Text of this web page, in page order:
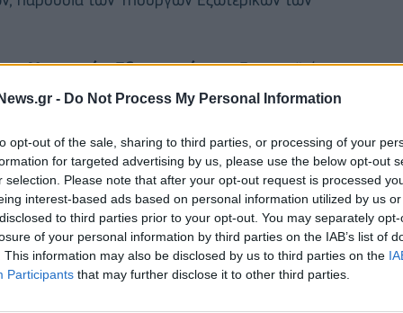
- Do Not Process My Personal Information
opt-out of the sale, sharing to third parties, or processing of your
for targeted advertising by us, please use the below opt-out
selection. Please note that after your opt-out request is processed
interest-based ads based on personal information utilized by us
to third parties prior to your opt-out. You may separately
of your personal information by third parties on the IAB’s list of
This information may also be disclosed by us to third parties on the
Participants that may further disclose it to other third parties.
Υπουργών Εξωτερικώντης Ευρωπαϊκής
οι εξελίξεις στη Μέση Ανατολή και
θα έχουν την ευκαιρία να ανταλλάξουν
Αντρίι Σιμπίχα (Andrii Sybiha).
ως εκλεγμένου μέλους του Συμβουλίου
θα παρακαθίσει στο Δείπνο Εργασίας
των εκλεγμένων και νεοεκλεγέντων μελών
Συμβουλίου Ασφαλείας (Ε10 + Ι5).